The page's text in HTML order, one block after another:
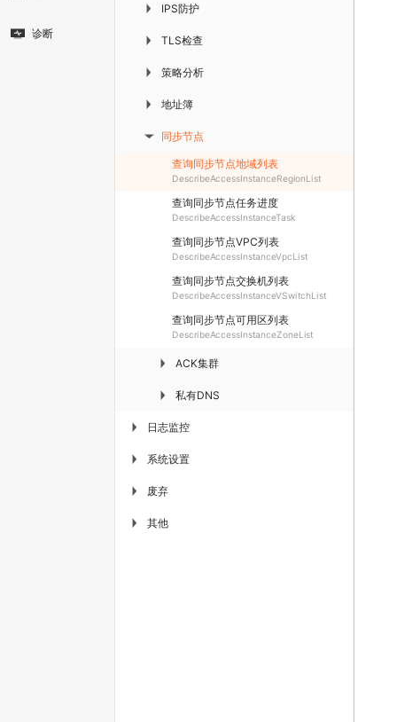
诊断
▶ IPS防护
▶ TLS检查
▶ 策略分析
▶ 地址簿
▶ 同步节点
查询同步节点地域列表
DescribeAccessInstanceRegionList
查询同步节点任务进度
DescribeAccessInstanceTask
查询同步节点VPC列表
DescribeAccessInstanceVpcList
查询同步节点交换机列表
DescribeAccessInstanceVSwitchList
查询同步节点可用区列表
DescribeAccessInstanceZoneList
▶ ACK集群
▶ 私有DNS
▶ 日志监控
▶ 系统设置
▶ 废弃
▶ 其他